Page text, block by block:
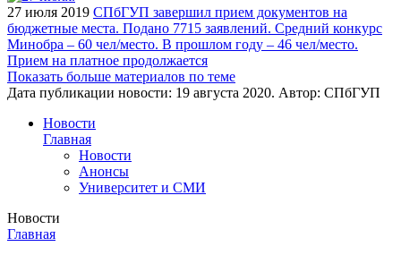
27 июля 2019 СПбГУП завершил прием документов на
бюджетные места. Подано 7715 заявлений. Средний конкурс
Минобра – 60 чел/место. В прошлом году – 46 чел/место.
Прием на платное продолжается
Показать больше материалов по теме
Дата публикации новости: 19 августа 2020. Автор: СПбГУП
Новости
Главная
Новости
Анонсы
Университет и СМИ
Новости
Главная